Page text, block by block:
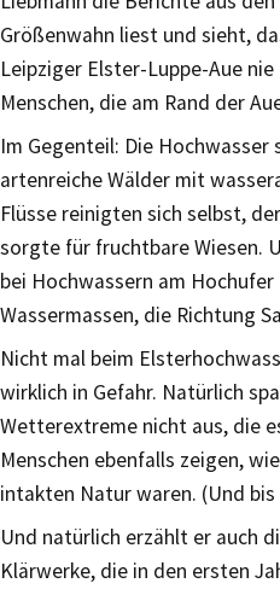
Größenwahn liest und sieht,
Leipziger Elster-Luppe-Aue
Menschen, die am Rand der
Im Gegenteil: Die
artenreiche Wälder mit
Flüsse reinigten sich selbst,
sorgte für fruchtbare Wiesen.
bei Hochwassern am
Wassermassen, die Richtung
Nicht mal beim
wirklich in Gefahr. Natürlich
Wetterextreme nicht aus, die
Menschen ebenfalls zeigen,
intakten Natur waren. (Und
Und natürlich erzählt er auch
Klärwerke, die in den ersten